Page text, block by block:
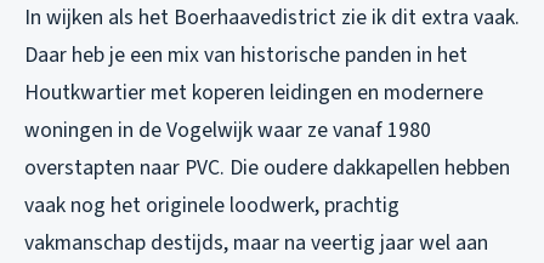
In wijken als het Boerhaavedistrict zie ik dit extra vaak.
Daar heb je een mix van historische panden in het
Houtkwartier met koperen leidingen en modernere
woningen in de Vogelwijk waar ze vanaf 1980
overstapten naar PVC. Die oudere dakkapellen hebben
vaak nog het originele loodwerk, prachtig
vakmanschap destijds, maar na veertig jaar wel aan